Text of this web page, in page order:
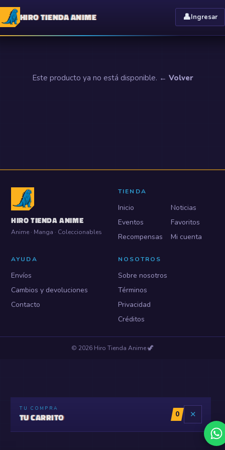
HIRO TIENDA ANIME 👤Ingresar
Este producto ya no está disponible. ← Volver
HIRO TIENDA ANIME
Anime · Manga · Coleccionables
TIENDA
Inicio
Noticias
Eventos
Favoritos
Recompensas
Mi cuenta
AYUDA
Envíos
Cambios y devoluciones
Contacto
NOSOTROS
Sobre nosotros
Términos
Privacidad
Créditos
© 2026 Hiro Tienda Anime🦖
TU COMPRA
TU CARRITO 0 ✕